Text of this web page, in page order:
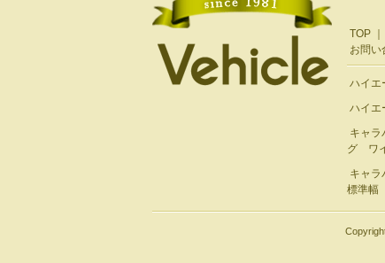
TOP
お問い
ハイエ
ハイエ
キャラ
グ ワ
キャラ
標準幅